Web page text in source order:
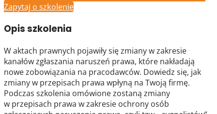
Zapytaj o szkolenie
Opis szkolenia
W aktach prawnych pojawiły się zmiany w zakresie
kanałów zgłaszania naruszeń prawa, które nakładają
nowe zobowiązania na pracodawców. Dowiedz się, jak
zmiany w przepisach prawa wpłyną na Twoją firmę.
Podczas szkolenia omówione zostaną zmiany
w przepisach prawa w zakresie ochrony osób